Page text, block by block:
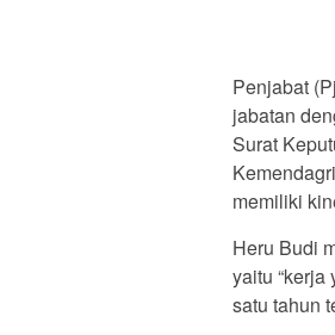
Penjabat
jabatan
Surat
memiliki
Heru Budi
yaitu
satu tahun